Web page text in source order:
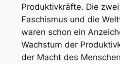
Produktivkräfte. Die
Faschismus und die
waren schon ein
Wachstum der
der Macht des